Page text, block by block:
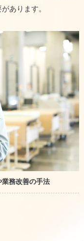
あります。
務改善の手法